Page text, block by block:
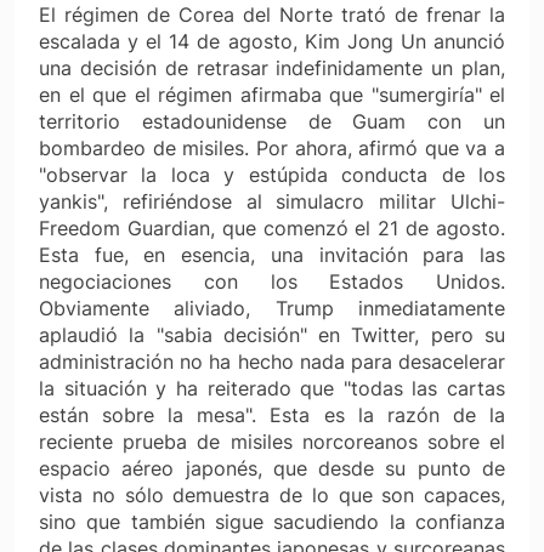
El régimen de Corea del Norte trató de frenar la
escalada y el 14 de agosto, Kim Jong Un anunció
una decisión de retrasar indefinidamente un plan,
en el que el régimen afirmaba que "sumergiría" el
territorio estadounidense de Guam con un
bombardeo de misiles. Por ahora, afirmó que va a
"observar la loca y estúpida conducta de los
yankis", refiriéndose al simulacro militar Ulchi-
Freedom Guardian, que comenzó el 21 de agosto.
Esta fue, en esencia, una invitación para las
negociaciones con los Estados Unidos.
Obviamente aliviado, Trump inmediatamente
aplaudió la "sabia decisión" en Twitter, pero su
administración no ha hecho nada para desacelerar
la situación y ha reiterado que "todas las cartas
están sobre la mesa". Esta es la razón de la
reciente prueba de misiles norcoreanos sobre el
espacio aéreo japonés, que desde su punto de
vista no sólo demuestra de lo que son capaces,
sino que también sigue sacudiendo la confianza